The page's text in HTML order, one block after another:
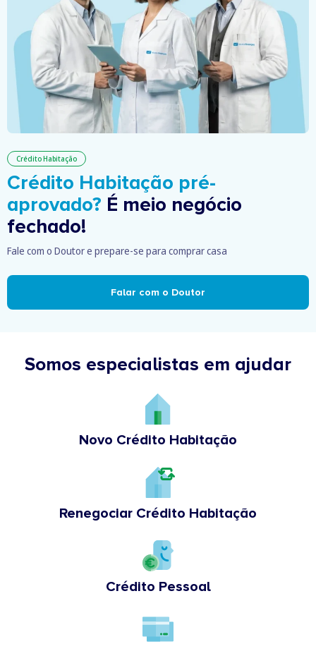
Crédito Habitação
Crédito Habitação pré-
aprovado? É meio negócio
fechado!
Fale com o Doutor e prepare-se para comprar casa
Falar com o Doutor
Somos especialistas em ajudar
Novo Crédito Habitação
Renegociar Crédito Habitação
Crédito Pessoal